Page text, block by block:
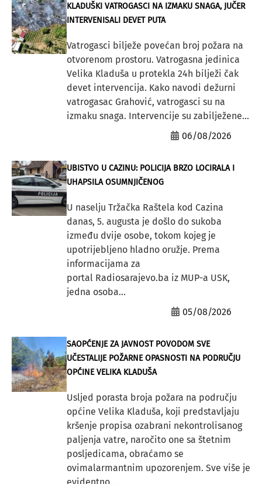
KLADUŠKI VATROGASCI NA IZMAKU SNAGA, JUČER
INTERVENISALI DEVET PUTA
Vatrogasci bilježe povećan broj požara na
otvorenom prostoru. Vatrogasna jedinica
Velika Kladuša u protekla 24h bilježi čak
devet intervencija. Kako navodi dežurni
vatrogasac Grahović, vatrogasci su na
izmaku snaga. Intervencije su zabilježene...
06/08/2026
UBISTVO U CAZINU: POLICIJA BRZO LOCIRALA I
UHAPSILA OSUMNJIČENOG
U naselju Tržačka Raštela kod Cazina
danas, 5. augusta je došlo do sukoba
između dvije osobe, tokom kojeg je
upotrijebljeno hladno oružje. Prema
informacijama za
portal Radiosarajevo.ba iz MUP-a USK,
jedna osoba...
05/08/2026
SAOPĆENJE ZA JAVNOST POVODOM SVE
UČESTALIJE POŽARNE OPASNOSTI NA PODRUČJU
OPĆINE VELIKA KLADUŠA
Usljed porasta broja požara na području
općine Velika Kladuša, koji predstavljaju
kršenje propisa ozabrani nekontrolisanog
paljenja vatre, naročito one sa štetnim
posljedicama, obraćamo se
ovimalarmantnim upozorenjem. Sve više je